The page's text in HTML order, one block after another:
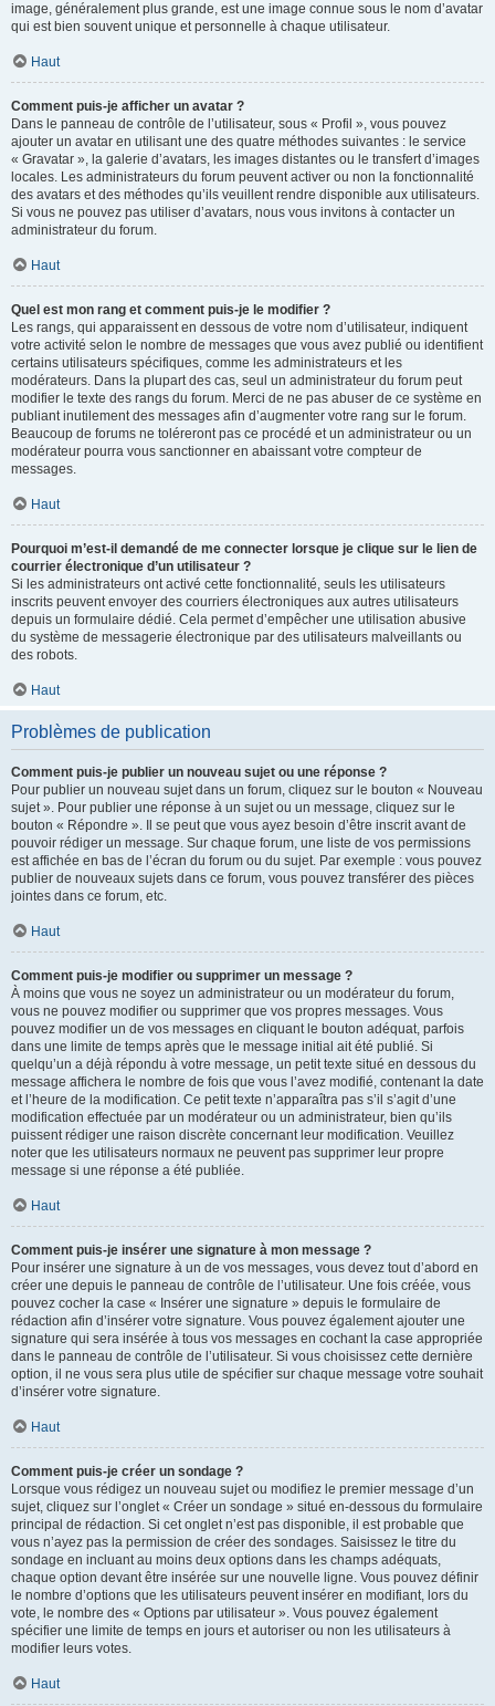
image, généralement plus grande, est une image connue sous le nom d’avatar
qui est bien souvent unique et personnelle à chaque utilisateur.
Haut
Comment puis-je afficher un avatar ?
Dans le panneau de contrôle de l’utilisateur, sous « Profil », vous pouvez
ajouter un avatar en utilisant une des quatre méthodes suivantes : le service
« Gravatar », la galerie d’avatars, les images distantes ou le transfert d’images
locales. Les administrateurs du forum peuvent activer ou non la fonctionnalité
des avatars et des méthodes qu’ils veuillent rendre disponible aux utilisateurs.
Si vous ne pouvez pas utiliser d’avatars, nous vous invitons à contacter un
administrateur du forum.
Haut
Quel est mon rang et comment puis-je le modifier ?
Les rangs, qui apparaissent en dessous de votre nom d’utilisateur, indiquent
votre activité selon le nombre de messages que vous avez publié ou identifient
certains utilisateurs spécifiques, comme les administrateurs et les
modérateurs. Dans la plupart des cas, seul un administrateur du forum peut
modifier le texte des rangs du forum. Merci de ne pas abuser de ce système en
publiant inutilement des messages afin d’augmenter votre rang sur le forum.
Beaucoup de forums ne toléreront pas ce procédé et un administrateur ou un
modérateur pourra vous sanctionner en abaissant votre compteur de
messages.
Haut
Pourquoi m’est-il demandé de me connecter lorsque je clique sur le lien de
courrier électronique d’un utilisateur ?
Si les administrateurs ont activé cette fonctionnalité, seuls les utilisateurs
inscrits peuvent envoyer des courriers électroniques aux autres utilisateurs
depuis un formulaire dédié. Cela permet d’empêcher une utilisation abusive
du système de messagerie électronique par des utilisateurs malveillants ou
des robots.
Haut
Problèmes de publication
Comment puis-je publier un nouveau sujet ou une réponse ?
Pour publier un nouveau sujet dans un forum, cliquez sur le bouton « Nouveau
sujet ». Pour publier une réponse à un sujet ou un message, cliquez sur le
bouton « Répondre ». Il se peut que vous ayez besoin d’être inscrit avant de
pouvoir rédiger un message. Sur chaque forum, une liste de vos permissions
est affichée en bas de l’écran du forum ou du sujet. Par exemple : vous pouvez
publier de nouveaux sujets dans ce forum, vous pouvez transférer des pièces
jointes dans ce forum, etc.
Haut
Comment puis-je modifier ou supprimer un message ?
À moins que vous ne soyez un administrateur ou un modérateur du forum,
vous ne pouvez modifier ou supprimer que vos propres messages. Vous
pouvez modifier un de vos messages en cliquant le bouton adéquat, parfois
dans une limite de temps après que le message initial ait été publié. Si
quelqu’un a déjà répondu à votre message, un petit texte situé en dessous du
message affichera le nombre de fois que vous l’avez modifié, contenant la date
et l’heure de la modification. Ce petit texte n’apparaîtra pas s’il s’agit d’une
modification effectuée par un modérateur ou un administrateur, bien qu’ils
puissent rédiger une raison discrète concernant leur modification. Veuillez
noter que les utilisateurs normaux ne peuvent pas supprimer leur propre
message si une réponse a été publiée.
Haut
Comment puis-je insérer une signature à mon message ?
Pour insérer une signature à un de vos messages, vous devez tout d’abord en
créer une depuis le panneau de contrôle de l’utilisateur. Une fois créée, vous
pouvez cocher la case « Insérer une signature » depuis le formulaire de
rédaction afin d’insérer votre signature. Vous pouvez également ajouter une
signature qui sera insérée à tous vos messages en cochant la case appropriée
dans le panneau de contrôle de l’utilisateur. Si vous choisissez cette dernière
option, il ne vous sera plus utile de spécifier sur chaque message votre souhait
d’insérer votre signature.
Haut
Comment puis-je créer un sondage ?
Lorsque vous rédigez un nouveau sujet ou modifiez le premier message d’un
sujet, cliquez sur l’onglet « Créer un sondage » situé en-dessous du formulaire
principal de rédaction. Si cet onglet n’est pas disponible, il est probable que
vous n’ayez pas la permission de créer des sondages. Saisissez le titre du
sondage en incluant au moins deux options dans les champs adéquats,
chaque option devant être insérée sur une nouvelle ligne. Vous pouvez définir
le nombre d’options que les utilisateurs peuvent insérer en modifiant, lors du
vote, le nombre des « Options par utilisateur ». Vous pouvez également
spécifier une limite de temps en jours et autoriser ou non les utilisateurs à
modifier leurs votes.
Haut